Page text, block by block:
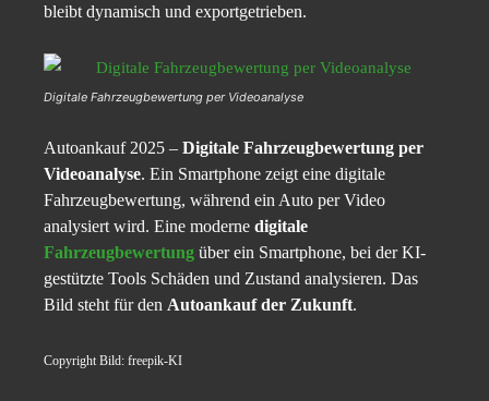
bleibt dynamisch und exportgetrieben.
Digitale Fahrzeugbewertung per Videoanalyse
Autoankauf 2025 – Digitale Fahrzeugbewertung per
Videoanalyse. Ein Smartphone zeigt eine digitale
Fahrzeugbewertung, während ein Auto per Video
analysiert wird. Eine moderne digitale
Fahrzeugbewertung über ein Smartphone, bei der KI-
gestützte Tools Schäden und Zustand analysieren. Das
Bild steht für den Autoankauf der Zukunft.
Copyright Bild: freepik-KI